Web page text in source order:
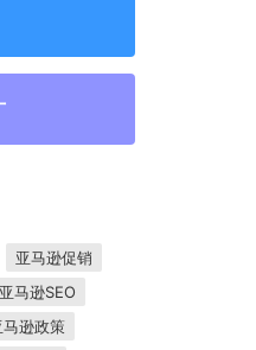
亚马逊促销
亚马逊SEO
马逊政策